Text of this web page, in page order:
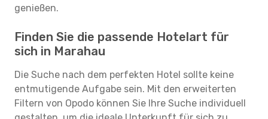
genießen.
Finden Sie die passende Hotelart für
sich in Marahau
Die Suche nach dem perfekten Hotel sollte keine
entmutigende Aufgabe sein. Mit den erweiterten
Filtern von Opodo können Sie Ihre Suche individuell